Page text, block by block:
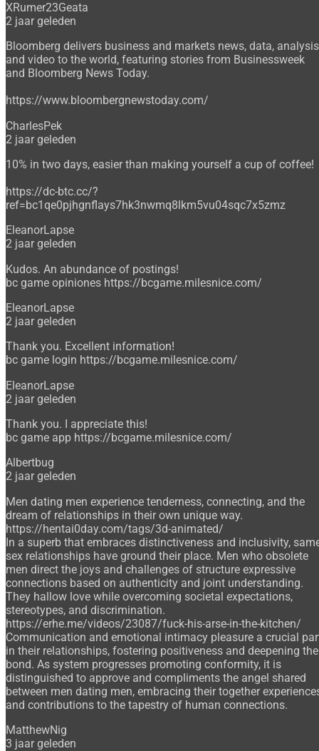
XRumer23Geata
2 jaar geleden
Bloomberg delivers business and markets news, data,
and video to the world, featuring stories from Businessweek
and Bloomberg News Today.
https://www.bloombergnewstoday.com/
CharlesPek
2 jaar geleden
10% in two days, easier than making yourself a cup of coffee!
https://dc-btc.cc/?
ref=bc1qe0pjhgnflays7hk3nwmq8lkm5vu04sqc7x5zmz
EleanorLapse
2 jaar geleden
Kudos. An abundance of postings!
bc game opiniones https://bcgame.milesnice.com/
EleanorLapse
2 jaar geleden
Thank you. Excellent information!
bc game login https://bcgame.milesnice.com/
EleanorLapse
2 jaar geleden
Thank you. I appreciate this!
bc game app https://bcgame.milesnice.com/
Albertbug
2 jaar geleden
Men dating men experience tenderness, connecting, and the
dream of relationships in their own unique way.
https://hentai0day.com/tags/3d-animated/
In a superb that embraces distinctiveness and inclusivity,
sex relationships have ground their place. Men who obsolete
men direct the joys and challenges of structure expressive
connections based on authenticity and joint understanding.
They hallow love while overcoming societal expectations,
stereotypes, and discrimination.
https://erhe.me/videos/23087/fuck-his-arse-in-the-kitchen/
Communication and emotional intimacy pleasure a crucial
in their relationships, fostering positiveness and deepening
bond. As system progresses promoting conformity, it is
distinguished to approve and compliments the angel shared
between men dating men, embracing their together
and contributions to the tapestry of human connections.
MatthewNig
3 jaar geleden